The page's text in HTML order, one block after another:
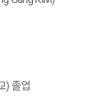
) 졸업